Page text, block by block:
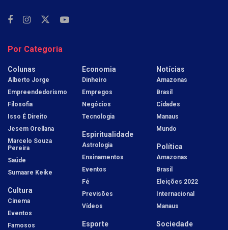
Por Categoria
Colunas
Alberto Jorge
Empreendedorismo
Filosofia
Isso É Direito
Jesem Orellana
Marcelo Souza
Pereira
Saúde
Sumaare Keike
Cultura
Cinema
Eventos
Famosos
Economia
Dinheiro
Empregos
Negócios
Tecnologia
Espiritualidade
Astrologia
Ensinamentos
Eventos
Fé
Previsões
Vídeos
Esporte
Notícias
Amazonas
Brasil
Cidades
Manaus
Mundo
Política
Amazonas
Brasil
Eleições 2022
Internacional
Manaus
Sociedade